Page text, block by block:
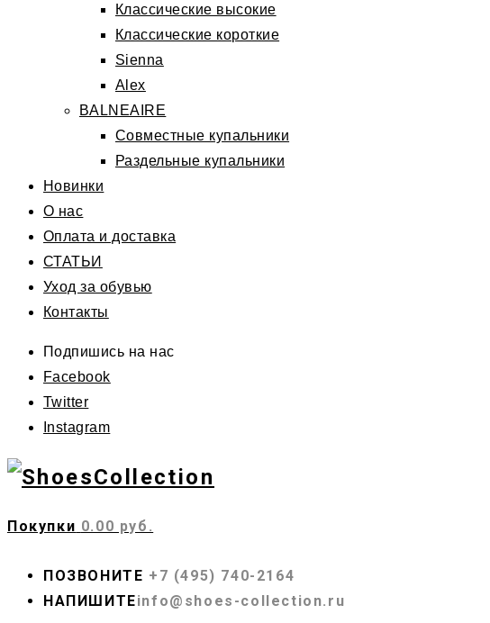
Классические высокие
Классические короткие
Sienna
Alex
BALNEAIRE
Совместные купальники
Раздельные купальники
Новинки
О нас
Оплата и доставка
СТАТЬИ
Уход за обувью
Контакты
Подпишись на нас
Facebook
Twitter
Instagram
Покупки 0.00 руб.
ПОЗВОНИТЕ +7 (495) 740-2164
НАПИШИТЕinfo@shoes-collection.ru